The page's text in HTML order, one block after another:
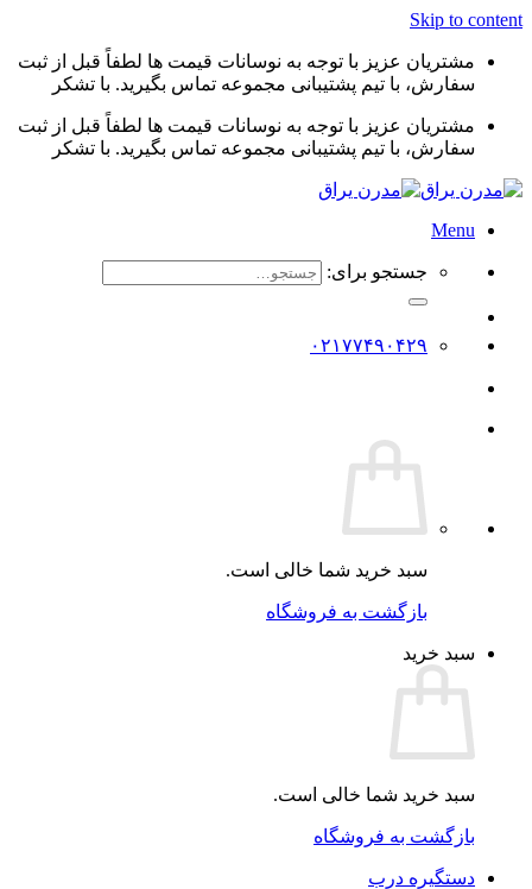
Skip to content
مشتریان عزیز با توجه به نوسانات قیمت ها لطفاً قبل از ثبت
سفارش، با تیم پشتیبانی مجموعه تماس بگیرید. با تشکر
مشتریان عزیز با توجه به نوسانات قیمت ها لطفاً قبل از ثبت
سفارش، با تیم پشتیبانی مجموعه تماس بگیرید. با تشکر
Menu
جستجو برای:
۰۲۱۷۷۴۹۰۴۲۹
سبد خرید شما خالی است.
بازگشت به فروشگاه
سبد خرید
سبد خرید شما خالی است.
بازگشت به فروشگاه
دستگیره درب